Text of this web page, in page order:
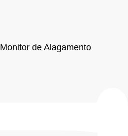
Monitor de Alagamento